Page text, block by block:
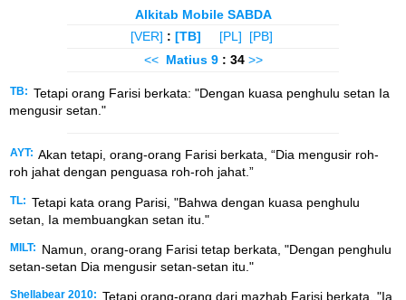
Alkitab Mobile SABDA
[VER] : [TB] [PL]
[PB]
<< Matius 9 : 34 >>
TB: Tetapi orang Farisi berkata: "Dengan kuasa penghulu setan Ia
mengusir setan."
AYT: Akan tetapi, orang-orang Farisi berkata, “Dia mengusir roh-
roh jahat dengan penguasa roh-roh jahat.”
TL: Tetapi kata orang Parisi, "Bahwa dengan kuasa penghulu
setan, Ia membuangkan setan itu."
MILT:
Namun, orang-orang Farisi tetap berkata, "Dengan penghulu
setan-setan Dia mengusir setan-setan itu."
Shellabear 2010: Tetapi orang-orang dari mazhab Farisi berkata, "Ia